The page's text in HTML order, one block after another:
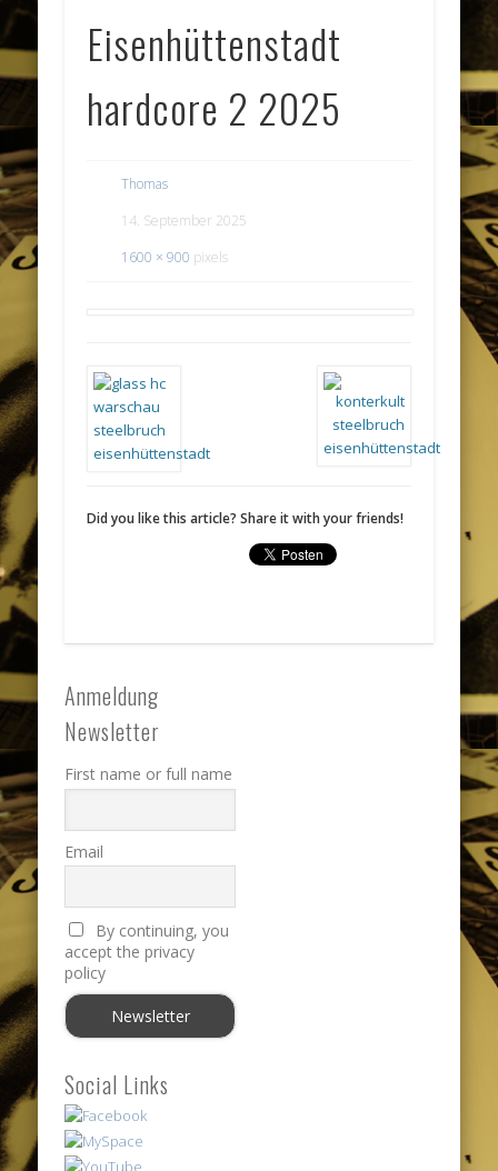
Eisenhüttenstadt
hardcore 2 2025
Thomas
14. September 2025
1600 × 900 pixels
Did you like this article? Share it with your friends!
Anmeldung
Newsletter
First name or full name
Email
By continuing, you
accept the privacy
policy
Social Links